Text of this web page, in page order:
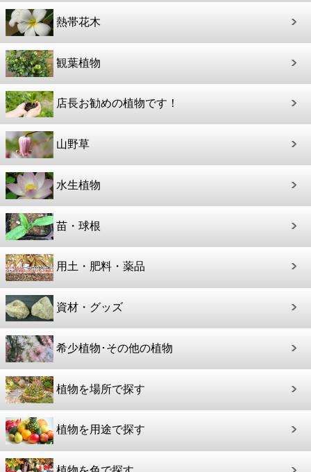
熱帯花木
観葉植物
店長お勧めの植物です！
山野草
水生植物
苗・球根
用土・肥料・薬品
資材・グッズ
希少植物･その他の植物
植物を場所で探す
植物を用途で探す